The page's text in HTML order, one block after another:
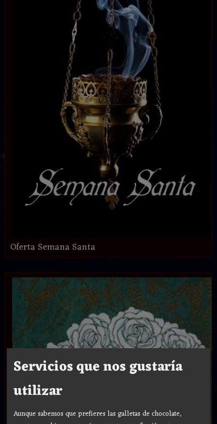
Oferta Semana Santa
Servicios que nos gustaría
utilizar
Aunque sabemos que prefieres las galletas de chocolate,